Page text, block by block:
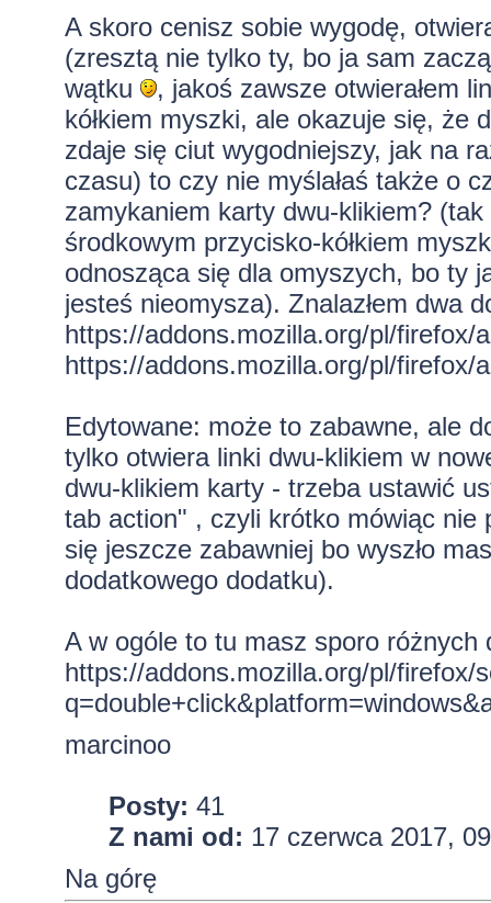
A skoro cenisz sobie wygodę,
(zresztą nie tylko ty, bo ja sam
wątku
, jakoś zawsze otwierałem
kółkiem myszki, ale okazuje się, że
zdaje się ciut wygodniejszy, jak na
czasu) to czy nie myślałaś także o
zamykaniem karty dwu-klikiem?
środkowym przycisko-kółkiem
odnosząca się dla omyszych, bo ty
jesteś nieomysza). Znalazłem dwa
https://addons.mozilla.org/pl/firefox/
https://addons.mozilla.org/pl/firefox/
Edytowane: może to zabawne, ale
tylko otwiera linki dwu-klikiem w
dwu-klikiem karty - trzeba ustawić
tab action" , czyli krótko mówiąc nie
się jeszcze zabawniej bo wyszło
dodatkowego dodatku).
A w ogóle to tu masz sporo
https://addons.mozilla.org/pl/firefox/
marcinoo
Posty: 41
Z nami od: 17 czerwca 2017,
Na górę